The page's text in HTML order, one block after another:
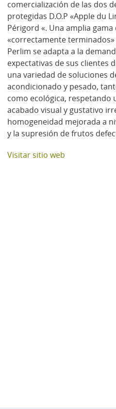
comercialización de las dos
protegidas D.O.P «Apple du
Périgord «. Una amplia
«correctamente terminados»
Perlim se adapta a la
expectativas de sus clientes
una variedad de soluciones
acondicionado y pesado,
como ecológica, respetando
acabado visual y gustativo
homogeneidad mejorada a
y la supresión de frutos
Visitar sitio web